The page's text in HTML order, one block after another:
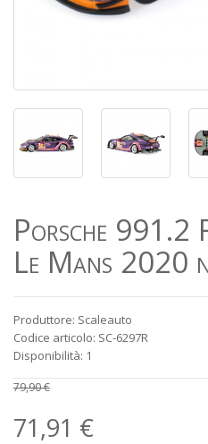
Porsche 991.2
Le Mans 2020
Produttore: Scaleauto
Codice articolo: SC-6297R
Disponibilità: 1
79,90 €
71,91 €